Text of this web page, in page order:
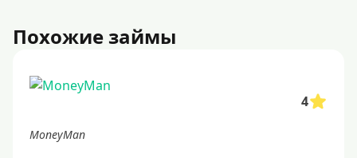
Похожие займы
4
MoneyMan